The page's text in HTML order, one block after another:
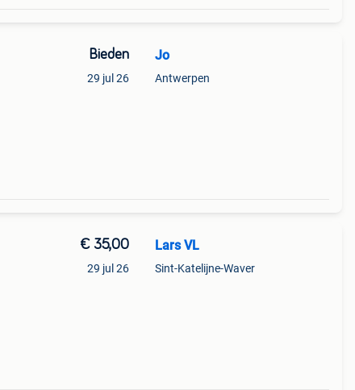
Bieden
29 jul 26
Jo
Antwerpen
€ 35,00
29 jul 26
Lars VL
Sint-Katelijne-Waver